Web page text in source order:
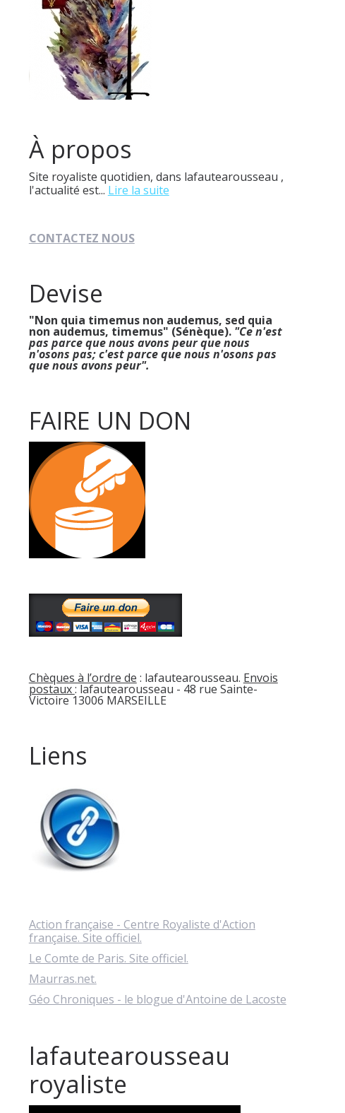
À propos
Site royaliste quotidien, dans lafautearousseau ,
l'actualité est... Lire la suite
CONTACTEZ NOUS
Devise
"Non quia timemus non audemus, sed quia
non audemus, timemus" (Sénèque). "Ce n'est
pas parce que nous avons peur que nous
n'osons pas; c'est parce que nous n'osons pas
que nous avons peur".
FAIRE UN DON
Chèques à l’ordre de : lafautearousseau. Envois
postaux: lafautearousseau - 48 rue Sainte-
Victoire 13006 MARSEILLE
Liens
Action française - Centre Royaliste d'Action
française. Site officiel.
Le Comte de Paris. Site officiel.
Maurras.net.
Géo Chroniques - le blogue d'Antoine de Lacoste
lafautearousseau
royaliste